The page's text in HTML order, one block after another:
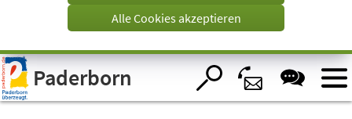
Visuelle
Assistenzsoftware
öffnen.
Alle Cookies akzeptieren
Paderborn